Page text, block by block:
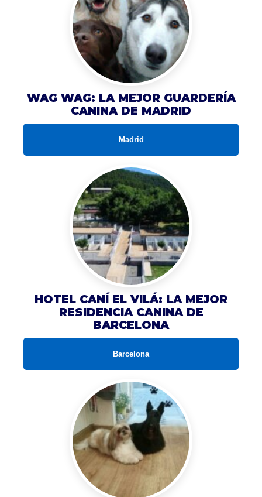
WAG WAG: LA MEJOR GUARDERÍA
CANINA DE MADRID
Madrid
HOTEL CANÍ EL VILÁ: LA MEJOR
RESIDENCIA CANINA DE
BARCELONA
Barcelona